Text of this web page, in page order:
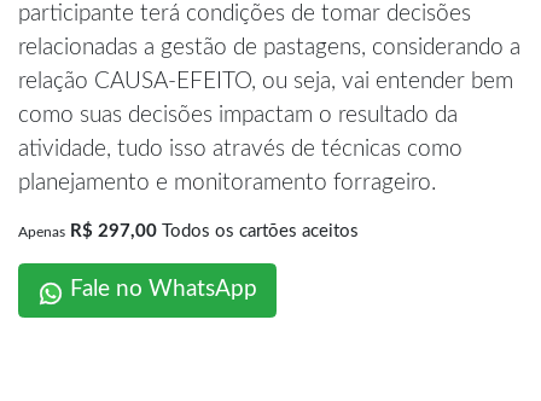
participante terá condições de tomar decisões
relacionadas a gestão de pastagens, considerando a
relação CAUSA-EFEITO, ou seja, vai entender bem
como suas decisões impactam o resultado da
atividade, tudo isso através de técnicas como
planejamento e monitoramento forrageiro.
Apenas R$ 297,00 Todos os cartões aceitos
Fale no WhatsApp